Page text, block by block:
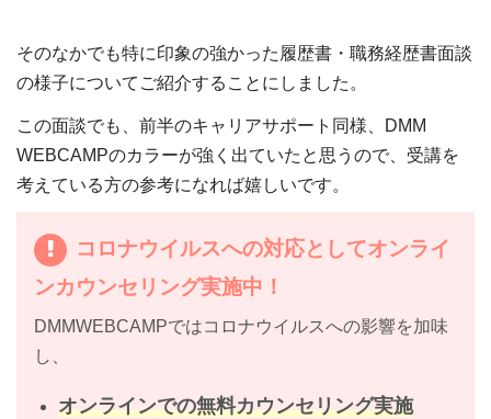
そのなかでも特に印象の強かった履歴書・職務経歴書面談
の様子についてご紹介することにしました。
この面談でも、前半のキャリアサポート同様、DMM
WEBCAMPのカラーが強く出ていたと思うので、受講を
考えている方の参考になれば嬉しいです。
コロナウイルスへの対応としてオンライ
ンカウンセリング実施中！
DMMWEBCAMPではコロナウイルスへの影響を加味
し、
オンラインでの無料カウンセリング実施